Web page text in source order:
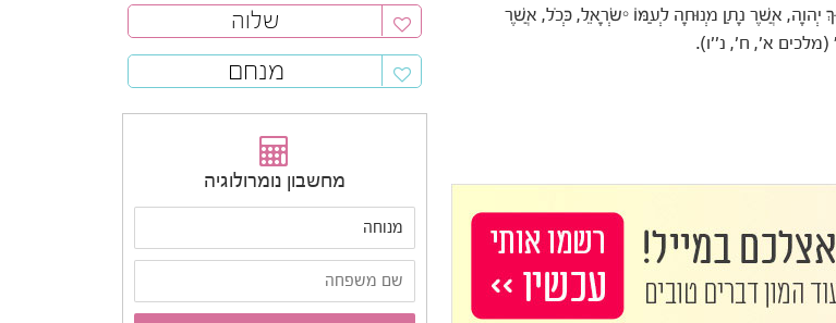
יְהוָה, אֲשֶׁר נָתַן מְנוּחָה לְעַמּוֹ יִשְׂרָאֵל, כְּכֹל, אֲשֶׁר
(מלכים א', ח', נ''ו).
שלוה
מנחם
מחשבון נומרולוגיה